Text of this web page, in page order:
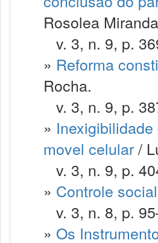
Rosolea
v. 3, n. 9, p.
» Reforma
Rocha.
v. 3, n. 9, p.
»
movel celular/
v. 3, n. 9, p.
» Controle
v. 3, n. 8, p.
» Os